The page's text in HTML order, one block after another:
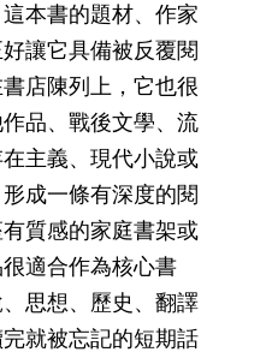
本書的題材、作家
讓它具備被反覆閱
店陳列上，它也很
品、戰後文學、流
主義、現代小說或
成一條有深度的閱
質感的家庭書架或
適合作為核心書
思想、歷史、翻譯
就被忘記的短期話